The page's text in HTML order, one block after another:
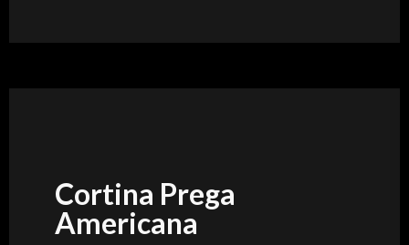
Cortina Prega
Americana